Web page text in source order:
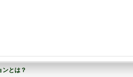
ンとは？